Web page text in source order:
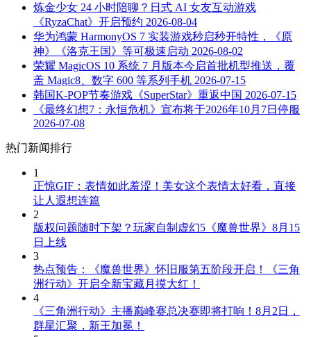
炼金少女 24 小时陪聊？日式 AI 女友互动游戏
《RyzaChat》开启预约 2026-08-04
华为鸿蒙 HarmonyOS 7 实装游戏秒启秒开特性，《原
神》《洛克王国》等可极速启动 2026-08-02
荣耀 MagicOS 10 系统 7 月版本今启首批机型推送，覆
盖 Magic8、数字 600 等系列手机 2026-07-15
韩国K-POP节奏游戏《SuperStar》重返中国 2026-07-15
《最终幻想7：永恒危机》宣布将于2026年10月7日停服
2026-07-08
热门新闻排行
1
正惊GIF：表情如此羞涩！美女这个表情太好看，直接
让人遐想连篇
2
版权问题随时下架？玩家自制虚幻5《魔兽世界》8月15
日上线
3
热点预告：《魔兽世界》怀旧服第五阶段开启！《三角
洲行动》开启全新宝藏月摸大红！
4
《三角洲行动》主播巅峰赛总决赛即将打响！8月2日，
群星汇聚，新王加冕！